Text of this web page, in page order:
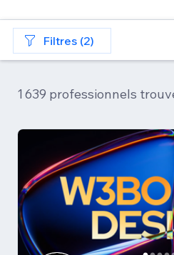
Filtres (2)
1 639 professionnels